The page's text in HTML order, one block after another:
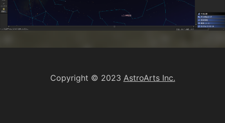
Copyright © 2023 AstroArts Inc.